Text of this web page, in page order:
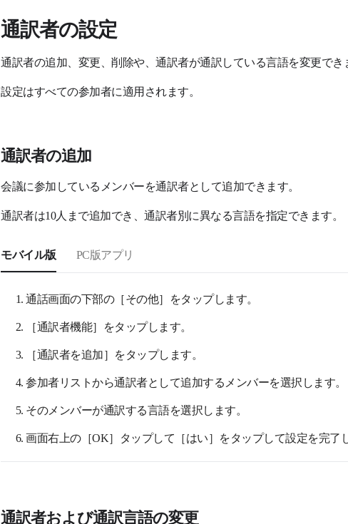
通訳者の設定
通訳者の追加、変更、削除や、通訳者が通訳している言語を変更でき
設定はすべての参加者に適用されます。
通訳者の追加
会議に参加しているメンバーを通訳者として追加できます。
通訳者は10人まで追加でき、通訳者別に異なる言語を指定できます。
モバイル版 PC版アプリ
通話画面の下部の［その他］をタップします。
［通訳者機能］をタップします。
［通訳者を追加］をタップします。
参加者リストから通訳者として追加するメンバーを選択します。
そのメンバーが通訳する言語を選択します。
画面右上の［OK］タップして［はい］をタップして設定を完了
通訳者および通訳言語の変更